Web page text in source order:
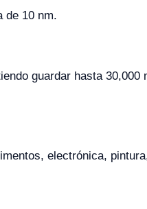
de 10 nm.
guardar hasta
electrónica,